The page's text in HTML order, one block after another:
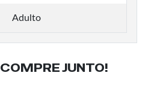
Adulto
COMPRE JUNTO!